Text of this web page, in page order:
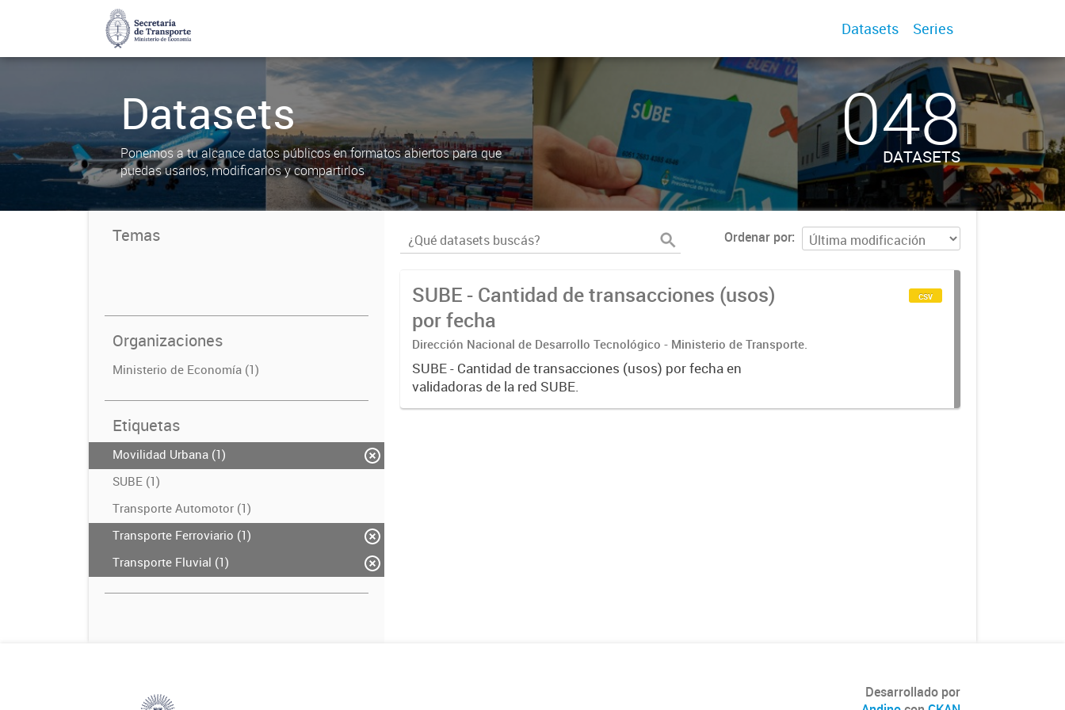
Datasets Series
Datasets
Ponemos a tu alcance datos públicos en formatos abiertos para que
puedas usarlos, modificarlos y compartirlos
048
DATASETS
Temas
Organizaciones
Ministerio de Economía (1)
Etiquetas
Movilidad Urbana (1)
SUBE (1)
Transporte Automotor (1)
Transporte Ferroviario (1)
Transporte Fluvial (1)
Ordenar por
SUBE - Cantidad de transacciones (usos)
por fecha
Dirección Nacional de Desarrollo Tecnológico - Ministerio de Transporte.
SUBE - Cantidad de transacciones (usos) por fecha en
validadoras de la red SUBE.
csv
Desarrollado por